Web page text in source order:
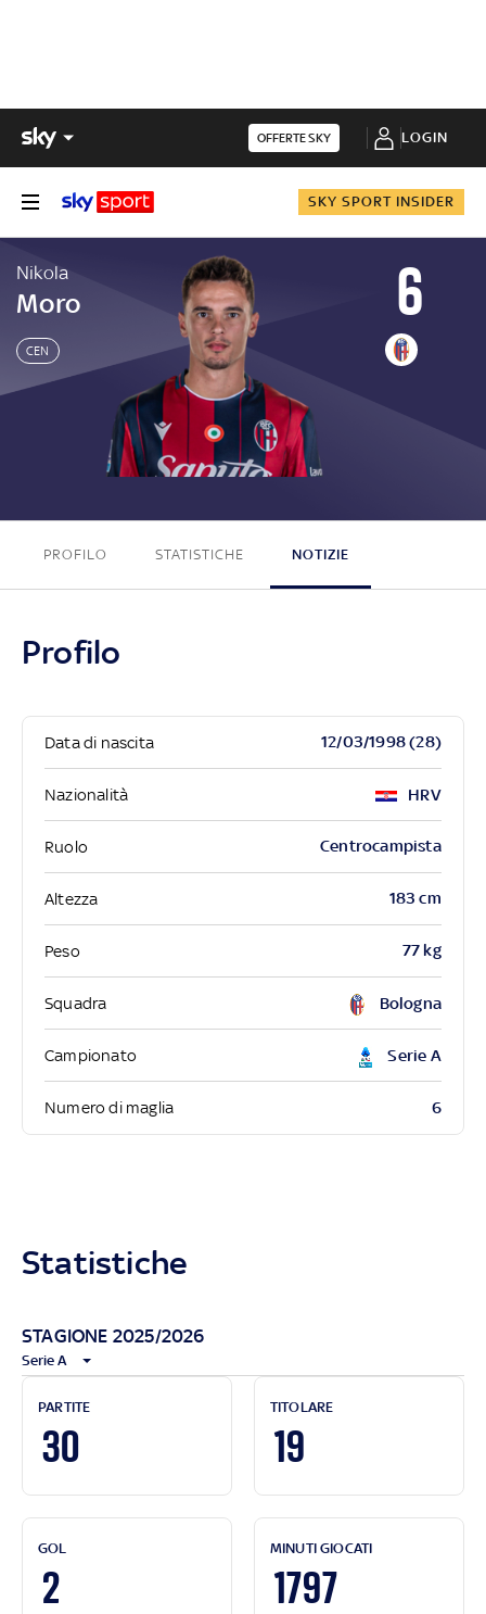
OFFERTE SKY LOGIN
SKY SPORT INSIDER
Nikola
Moro
CEN
6
Nikola Moro
PROFILO STATISTICHE NOTIZIE
Profilo
Data di nascita 12/03/1998 (28)
Nazionalità HRV
Ruolo Centrocampista
Altezza 183 cm
Peso 77 kg
Squadra Bologna
Campionato Serie A
Numero di maglia 6
Statistiche
STAGIONE 2025/2026
Serie A
PARTITE
30
TITOLARE
19
GOL
2
MINUTI GIOCATI
1797